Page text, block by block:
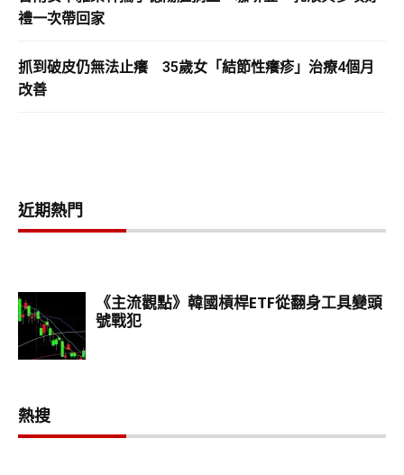
禮一次帶回家
抓到破皮仍無法止癢 35歲女「結節性癢疹」治療4個月
改善
近期熱門
熱搜